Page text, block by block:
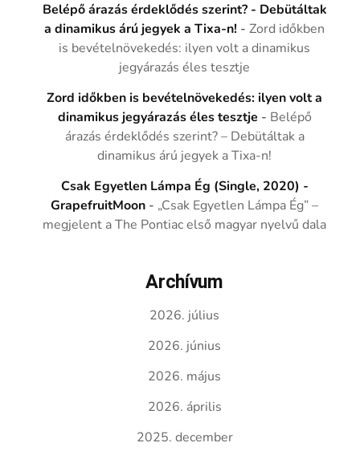
Belépő árazás érdeklődés szerint? - Debütáltak
a dinamikus árú jegyek a Tixa-n! -Zord időkben
is bevételnövekedés: ilyen volt a dinamikus
jegyárazás éles tesztje
Zord időkben is bevételnövekedés: ilyen volt a
dinamikus jegyárazás éles tesztje - Belépő
árazás érdeklődés szerint? – Debütáltak a
dinamikus árú jegyek a Tixa-n!
Csak Egyetlen Lámpa Ég (Single, 2020) -
GrapefruitMoon - „Csak Egyetlen Lámpa Ég” –
megjelent a The Pontiac első magyar nyelvű dala
Archívum
2026. július
2026. június
2026. május
2026. április
2025. december